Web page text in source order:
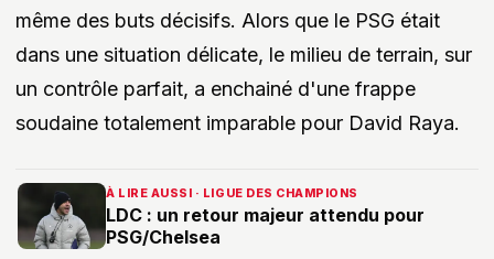
même des buts décisifs. Alors que le PSG était
dans une situation délicate, le milieu de terrain, sur
un contrôle parfait, a enchainé d'une frappe
soudaine totalement imparable pour David Raya.
À LIRE AUSSI · LIGUE DES CHAMPIONS
LDC : un retour majeur attendu pour
PSG/Chelsea